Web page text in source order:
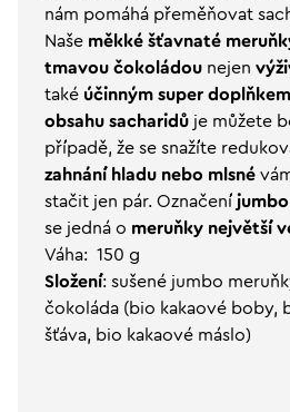
nám pomáhá přeměňovat
Naše měkké šťavnaté
tmavou čokoládou nejen
také účinným super doplňkem
obsahu sacharidů je můžete
případě, že se snažíte
zahnání hladu nebo mlsné
stačit jen pár. Označení jumbo
se jedná o meruňky největší
Váha: 150 g
Složení: sušené jumbo
čokoláda (bio kakaové boby,
šťáva, bio kakaové máslo)